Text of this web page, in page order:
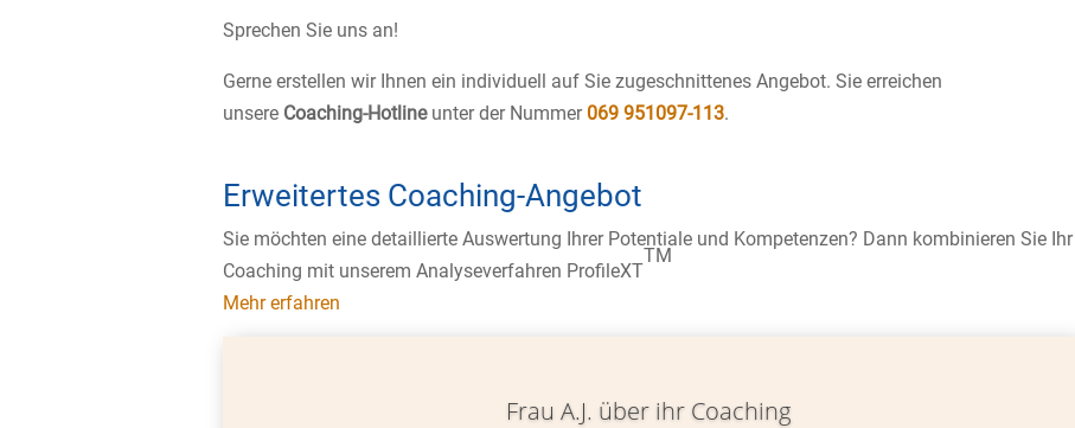
Sprechen Sie uns an!
Gerne erstellen wir Ihnen ein individuell auf Sie zugeschnittenes Angebot. Sie erreichen
unsere Coaching-Hotline unter der Nummer 069 951097-113.
Erweitertes Coaching-Angebot
Sie möchten eine detaillierte Auswertung Ihrer Potentiale und Kompetenzen?​ Dann kombinieren Sie Ihr
Coaching mit unserem Analyseverfahren ProfileXT
TM
Mehr erfahren
Frau A.J. über ihr Coaching